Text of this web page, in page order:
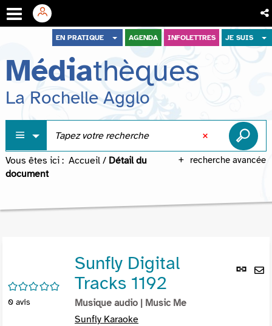
menu
contenu
recherche
EN PRATIQUE AGENDA INFOLETTRES JE SUIS
Médiathèques
La Rochelle Agglo
recherche avancée
Vous êtes ici : Accueil / Détail du
document
Lien
/5
0 avis
Sunfly Digital
Tracks 1192
Musique audio | Music Me
Sunfly Karaoke